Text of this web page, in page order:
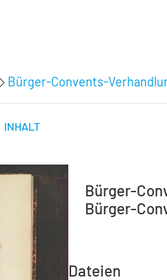
Bürger-Convents-
INHALT
Bürger-
Bürger-
Dateien